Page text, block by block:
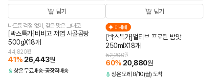
담기
나트륨 걱정 없이, 깊은 맛은 그대로!
[박스특가]비비고 저염 사골곰탕
500gX18개
44,820원
41% 26,443원
상온무료배송 공장직배송
담기
더세페
[박스특가]얼티브 프로틴 밤맛
250mlX18개
52,200원
60% 20,880원
상온모레 8/10(월) 도착